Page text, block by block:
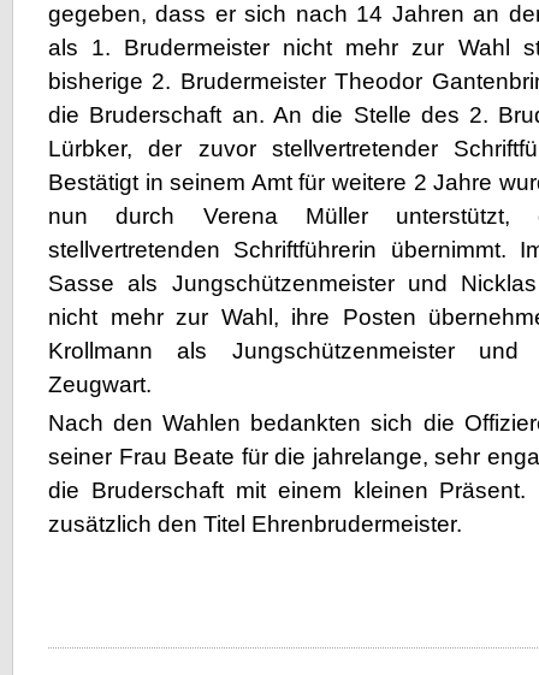
gegeben, dass er sich nach 14 Jahren an
als 1. Brudermeister nicht mehr zur Wahl
bisherige 2. Brudermeister Theodor
die Bruderschaft an. An die Stelle des 2.
Lürbker, der zuvor stellvertretender
Bestätigt in seinem Amt für weitere 2 Jahre
nun durch Verena Müller
stellvertretenden Schriftführerin übernimmt.
Sasse als Jungschützenmeister und
nicht mehr zur Wahl, ihre Posten
Krollmann als Jungschützenmeister
Zeugwart.
Nach den Wahlen bedankten sich die
seiner Frau Beate für die jahrelange, sehr
die Bruderschaft mit einem kleinen
zusätzlich den Titel Ehrenbrudermeister.